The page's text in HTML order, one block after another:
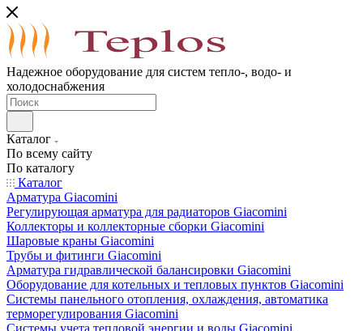
Надежное оборудование для систем тепло-, водо- и
холодоснабжения
Каталог
По всему сайту
По каталогу
Каталог
Арматура Giacomini
Регулирующая арматура для радиаторов Giacomini
Коллекторы и коллекторные сборки Giacomini
Шаровые краны Giacomini
Трубы и фитинги Giacomini
Арматура гидравлической балансировки Giacomini
Оборудование для котельных и тепловых пунктов Giacomini
Системы панельного отопления, охлаждения, автоматика
терморегулирования Giacomini
Системы учета тепловой энергии и воды Giacomini